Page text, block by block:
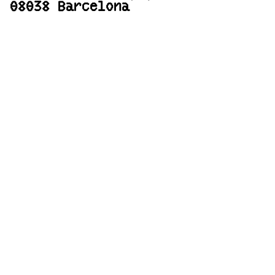
08038 Barcelona